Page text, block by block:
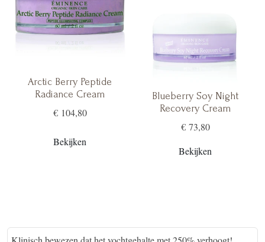
Arctic Berry Peptide
Radiance Cream
€ 104,80
Bekijken
Blueberry Soy Night
Recovery Cream
€ 73,80
Bekijken